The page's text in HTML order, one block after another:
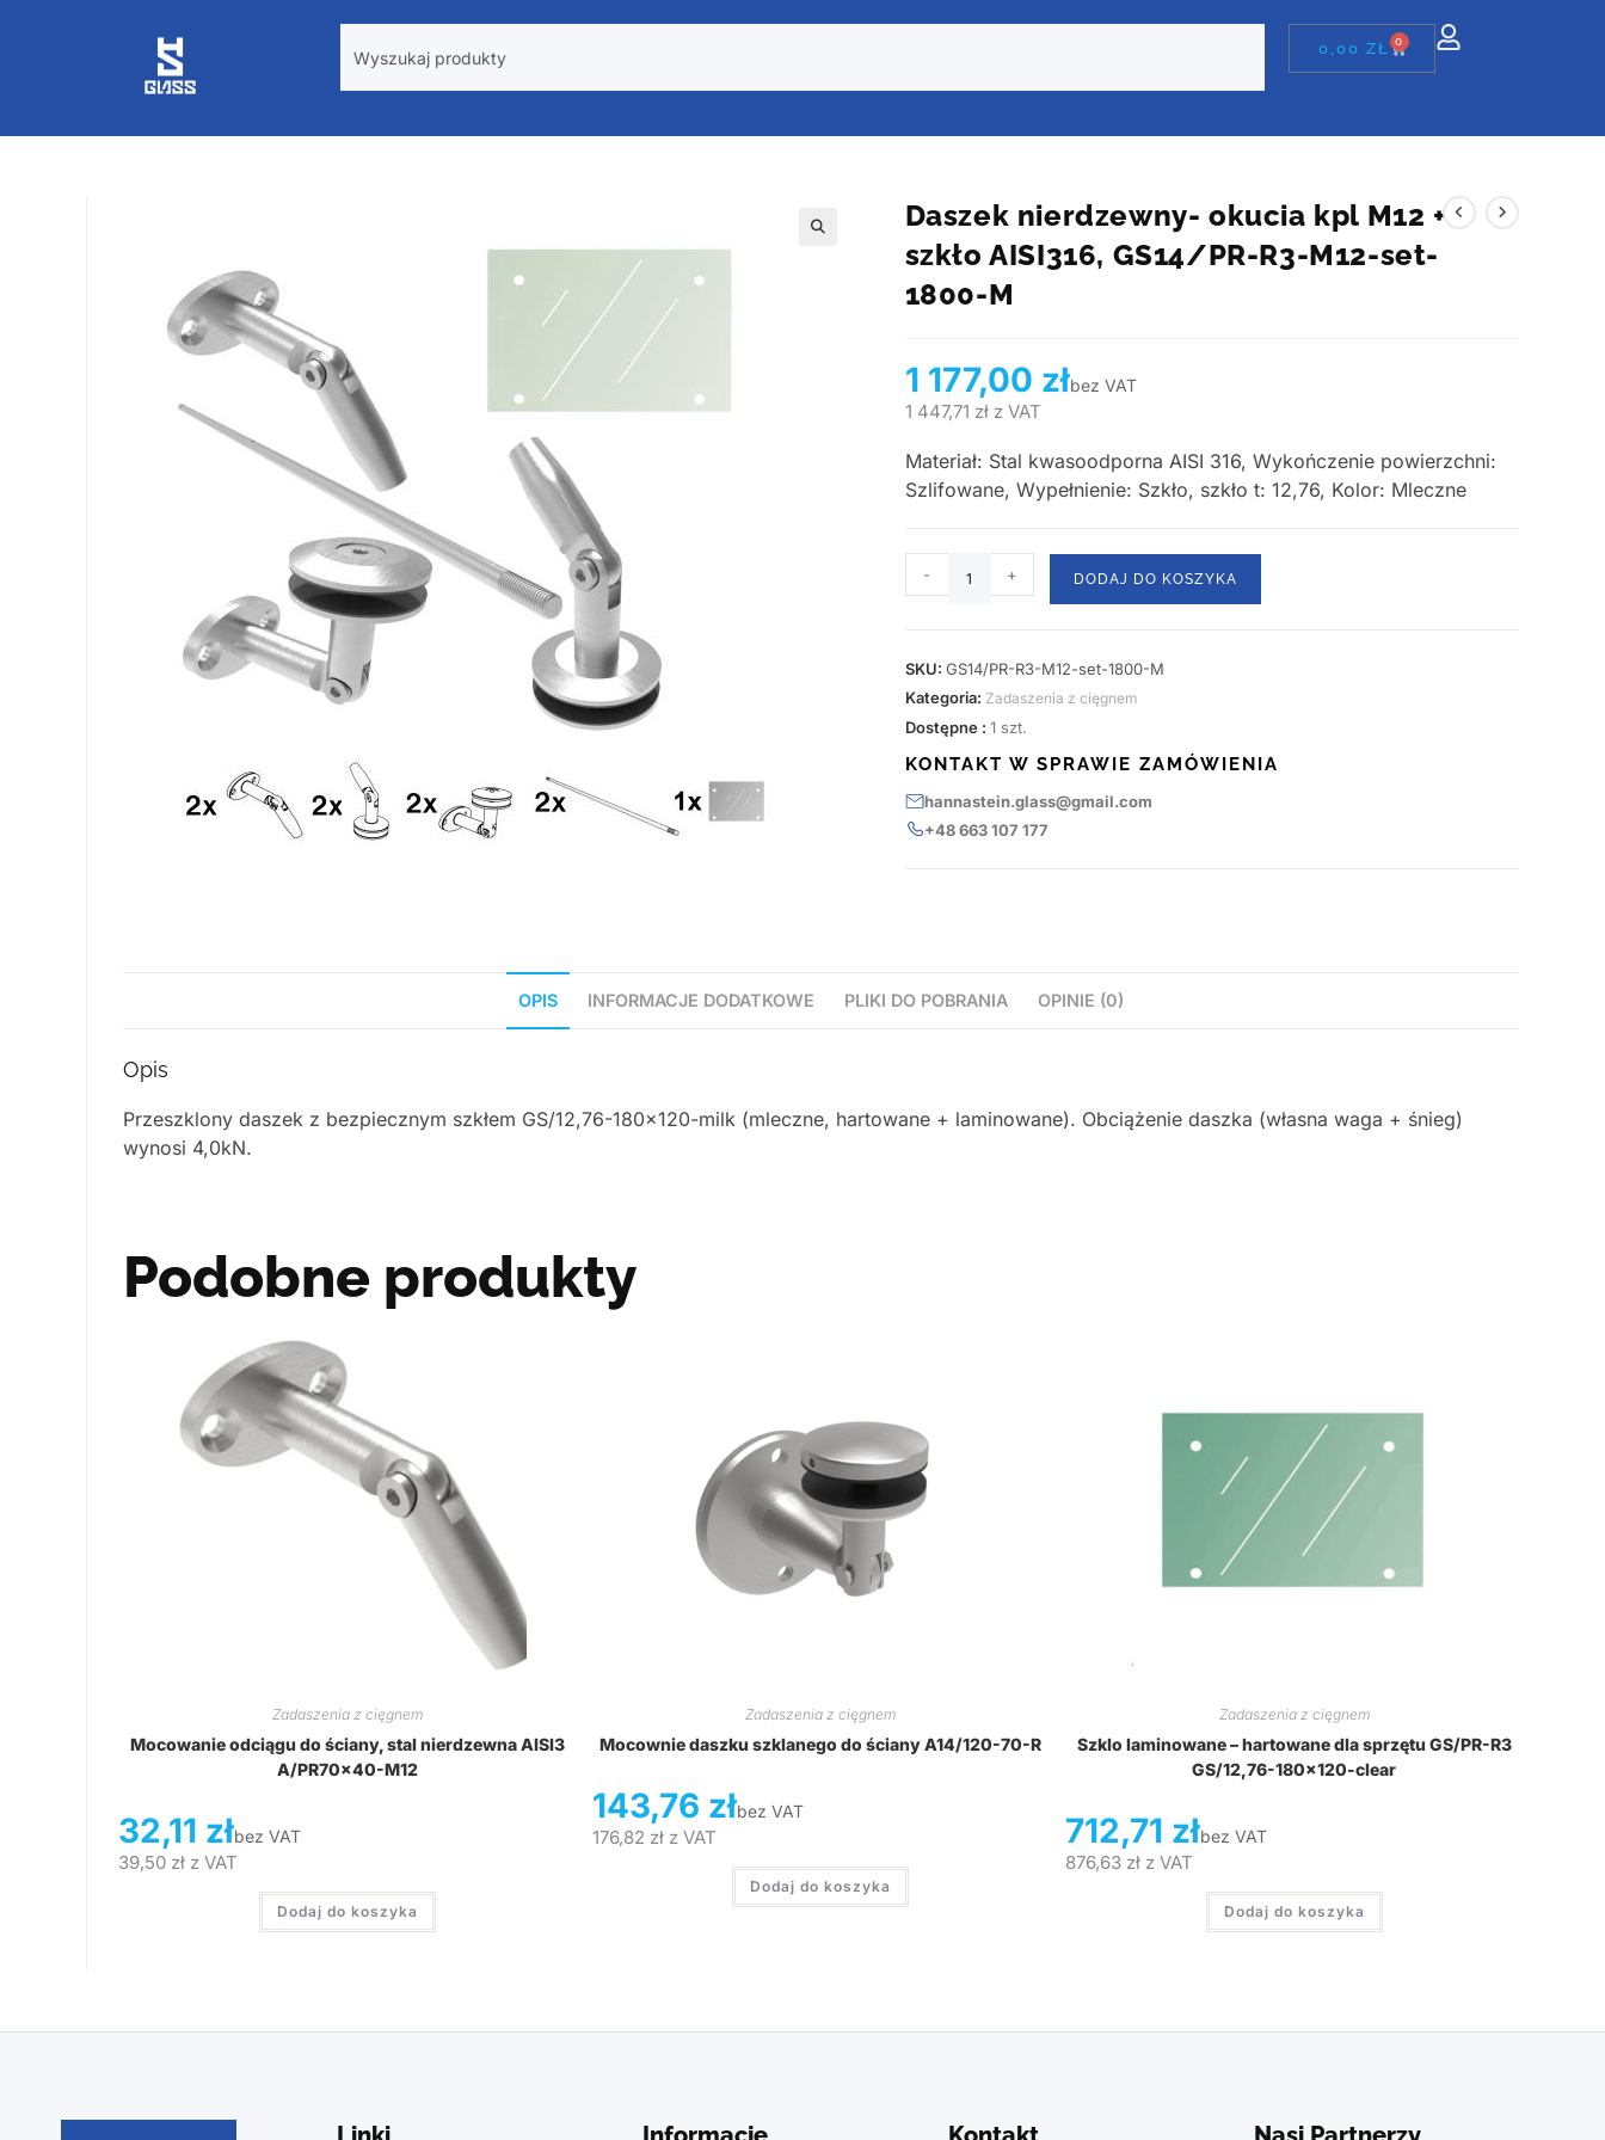
0,00ZŁ 0
Daszek nierdzewny- okucia kpl M12 +
szkło AISI316, GS14/PR-R3-M12-set-
1800-M
1 177,00 złbez VAT
1 447,71 złz VAT
Materiał: Stal kwasoodporna AISI 316, Wykończenie powierzchni:
Szlifowane, Wypełnienie: Szkło, szkło t: 12,76, Kolor: Mleczne
- + DODAJ DO KOSZYKA
SKU: GS14/PR-R3-M12-set-1800-M
Kategoria: Zadaszenia z cięgnem
Dostępne : 1 szt.
KONTAKT W SPRAWIE ZAMÓWIENIA
hannastein.glass@gmail.com
+48 663 107 177
OPIS INFORMACJE DODATKOWE PLIKI DO POBRANIA OPINIE (0)
Opis
Przeszklony daszek z bezpiecznym szkłem GS/12,76-180×120-milk (mleczne, hartowane + laminowane). Obciążenie daszka (własna waga + śnieg)
wynosi 4,0kN.
Podobne produkty
Zadaszenia z cięgnem
Mocowanie odciągu do ściany, stal nierdzewna AISI3
A/PR70x40-M12
32,11 złbez VAT
39,50 zł z VAT
Dodaj do koszyka
Zadaszenia z cięgnem
Mocownie daszku szklanego do ściany A14/120-70-R
143,76 złbez VAT
176,82 złz VAT
Dodaj do koszyka
Zadaszenia z cięgnem
Szklo laminowane – hartowane dla sprzętu GS/PR-R3
GS/12,76-180×120-clear
712,71 złbez VAT
876,63 złz VAT
Dodaj do koszyka